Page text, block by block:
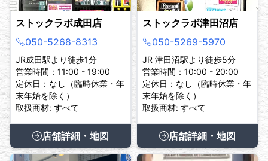
ストックラボ成田店
050-5268-8313
JR成田駅より徒歩1分
営業時間：11:00 - 19:00
定休日：なし（臨時休業・年
末年始を除く）
取扱商材: すべて
店舗詳細・地図
ストックラボ津田沼店
050-5269-5970
JR 津田沼駅より徒歩5分
営業時間：10:00 - 20:00
定休日：なし（臨時休業・年
末年始を除く）
取扱商材: すべて
店舗詳細・地図